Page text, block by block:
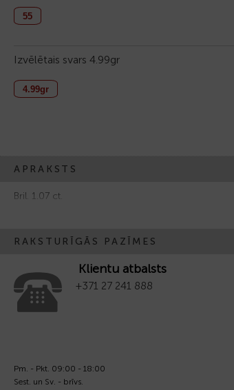
55
Izvēlētais svars 4.99gr
4.99gr
APRAKSTS
Bril. 1.07 ct.
RAKSTURĪGĀS PAZĪMES
Klientu atbalsts
+371 27 241 888
Pm. - Pkt. 09:00 - 18:00
Sest. un Sv. - brīvs.